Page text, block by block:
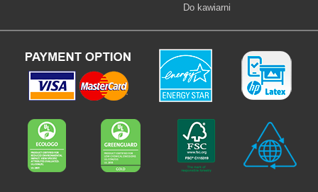
Fototapety
Do kawiarni